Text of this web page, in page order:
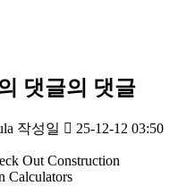
댓글의 댓글
작성일 25-12-12 03:50
Out Construction
Calculators